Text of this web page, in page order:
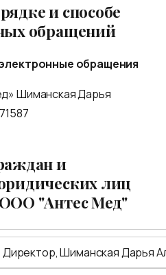
и способе
обращений
обращения
Шиманская Дарья
и
лиц
"Антес Мед"
Директор, Шиманская Дарья